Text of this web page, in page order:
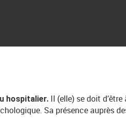
hospitalier. Il (elle) se doit
Sa présence auprès